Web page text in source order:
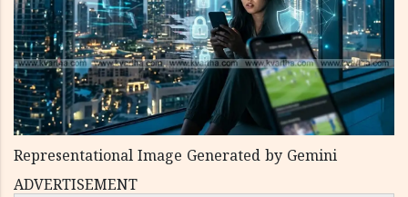
Representational Image Generated by Gemini
ADVERTISEMENT